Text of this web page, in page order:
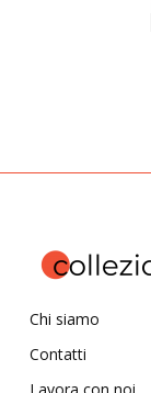
Chi siamo
Contatti
Lavora con noi